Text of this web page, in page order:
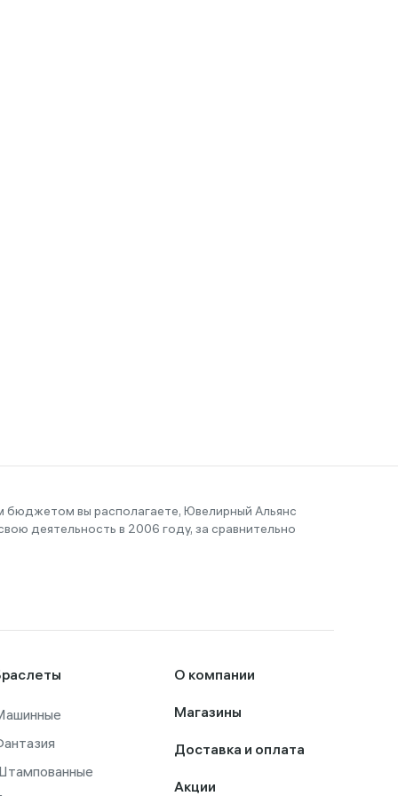
бюджетом вы располагаете, Ювелирный Альянс
деятельность в 2006 году, за сравнительно
О компании
Магазины
Доставка и оплата
Акции